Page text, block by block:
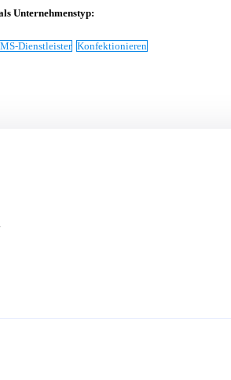
Unternehmenstyp:
Dienstleister Konfektionieren